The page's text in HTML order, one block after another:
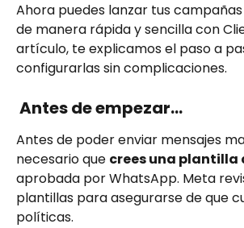
Ahora puedes lanzar tus
de manera rápida y sencilla con
artículo, te explicamos el paso a
configurarlas sin complicaciones.
Antes de empezar…
Antes de poder enviar mensajes
necesario que crees una plantilla
aprobada por WhatsApp. Meta
plantillas para asegurarse de que
políticas.